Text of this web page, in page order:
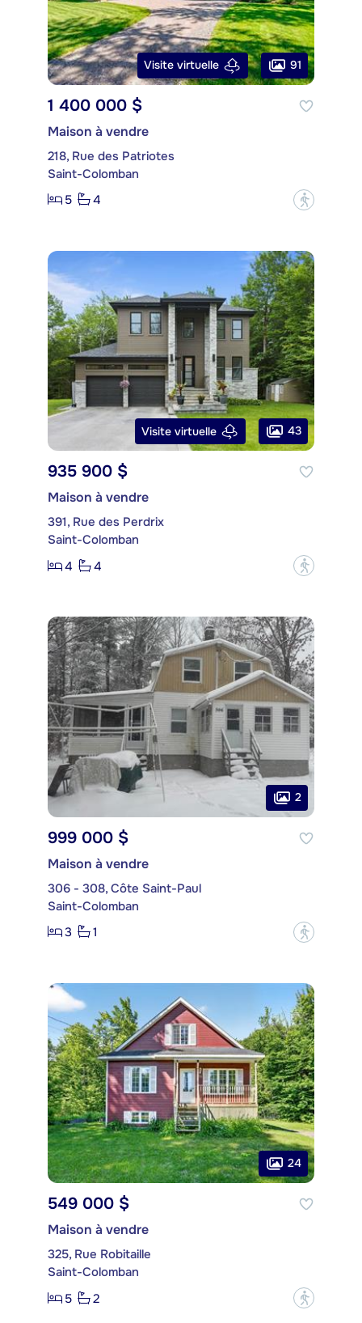
Visite virtuelle 91
1 400 000 $
Maison à vendre
218, Rue des Patriotes
Saint-Colomban
5
4 ?
Visite virtuelle 43
935 900 $
Maison à vendre
391, Rue des Perdrix
Saint-Colomban
4
4 ?
2
999 000 $
Maison à vendre
306 - 308, Côte Saint-Paul
Saint-Colomban
3
1 ?
24
549 000 $
Maison à vendre
325, Rue Robitaille
Saint-Colomban
5
2 ?